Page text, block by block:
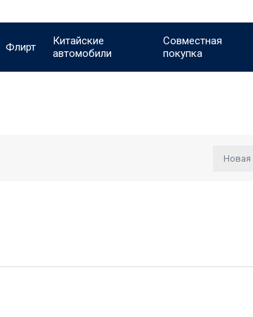
Флирт
Китайские
автомобили
Совместная
покупка
Новая